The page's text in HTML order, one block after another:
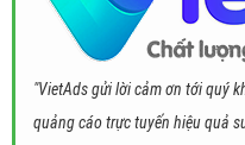
"VietAds gửi lời cảm ơn tới quý
quảng cáo trực tuyến hiệu quả